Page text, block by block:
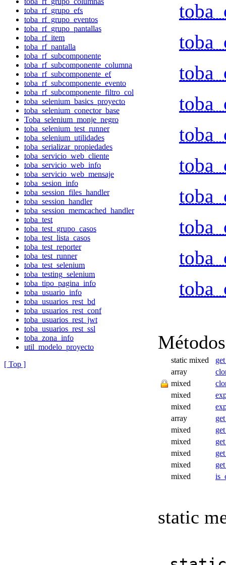
toba_rf_grupo_efs
toba_rf_grupo_eventos
toba_rf_grupo_pantallas
toba_rf_item
toba_rf_pantalla
toba_rf_subcomponente
toba_rf_subcomponente_columna
toba_rf_subcomponente_ef
toba_rf_subcomponente_evento
toba_rf_subcomponente_filtro_col
toba_selenium_basics_proyecto
toba_selenium_conector_base
Toba_selenium_monje_negro
toba_selenium_test_runner
toba_selenium_utilidades
toba_serializar_propiedades
toba_servicio_web_cliente
toba_servicio_web_info
toba_servicio_web_mensaje
toba_sesion_info
toba_session_files_handler
toba_session_handler
toba_session_memcached_handler
toba_test
toba_test_grupo_casos
toba_test_lista_casos
toba_test_reporter
toba_test_runner
toba_test_selenium
toba_testing_selenium
toba_tipo_pagina_info
toba_usuario_info
toba_usuarios_rest_bd
toba_usuarios_rest_conf
toba_usuarios_rest_jwt
toba_usuarios_rest_ssl
toba_zona_info
util_modelo_proyecto
[ Top ]
static mixed
array
mixed
mixed
mixed
array
mixed
mixed
mixed
mixed
mixed
static